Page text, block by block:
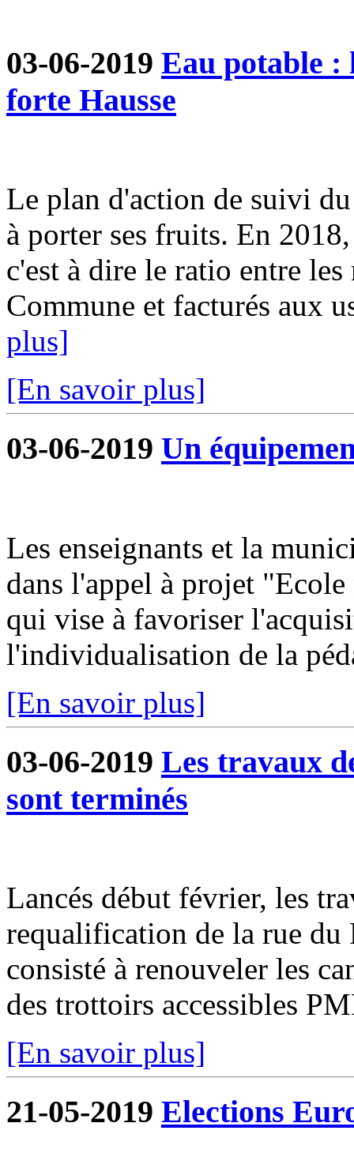
03-06-2019 Eau potable :
forte Hausse
Le plan d'action de suivi
à porter ses fruits. En
c'est à dire le ratio entre les
Commune et facturés aux
plus]
[En savoir plus]
03-06-2019 Un
Les enseignants et la
dans l'appel à projet
qui vise à favoriser
l'individualisation de la
[En savoir plus]
03-06-2019 Les travaux
sont terminés
Lancés début février, les
requalification de la rue du
consisté à renouveler les
des trottoirs accessibles
[En savoir plus]
21-05-2019 Elections